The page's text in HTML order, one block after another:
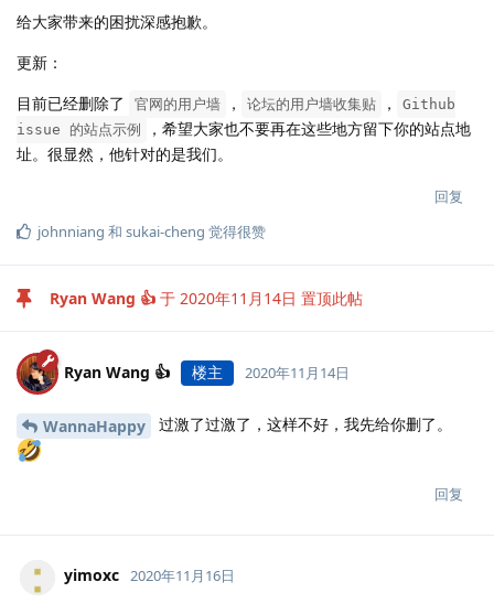
给大家带来的困扰深感抱歉。
更新：
目前已经删除了
官网的用户墙 ， 论坛的用户墙收集贴 ，
Github
issue 的站点示例
，希望大家也不要再在这些地方留下你的站点地
址。很显然，他针对的是我们。
回复
johnniang 和 sukai-cheng 觉得很赞
Ryan Wang 👍 于 2020年11月14日 置顶此帖
Ryan Wang 👍 楼主 2020年11月14日
WannaHappy 过激了过激了，这样不好，我先给你删了。
回复
yimoxc 2020年11月16日